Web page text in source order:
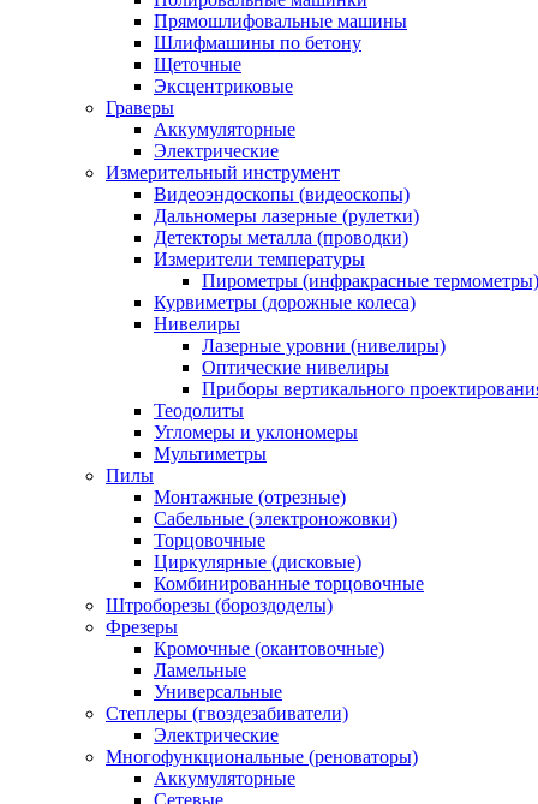
Прямошлифовальные машины
Шлифмашины по бетону
Щеточные
Эксцентриковые
Граверы
Аккумуляторные
Электрические
Измерительный инструмент
Видеоэндоскопы (видеоскопы)
Дальномеры лазерные (рулетки)
Детекторы металла (проводки)
Измерители температуры
Пирометры (инфракрасные термометры)
Курвиметры (дорожные колеса)
Нивелиры
Лазерные уровни (нивелиры)
Оптические нивелиры
Приборы вертикального
Теодолиты
Угломеры и уклономеры
Мультиметры
Пилы
Монтажные (отрезные)
Сабельные (электроножовки)
Торцовочные
Циркулярные (дисковые)
Комбинированные торцовочные
Штроборезы (бороздоделы)
Фрезеры
Кромочные (окантовочные)
Ламельные
Универсальные
Степлеры (гвоздезабиватели)
Электрические
Многофункциональные (реноваторы)
Аккумуляторные
Сетевые